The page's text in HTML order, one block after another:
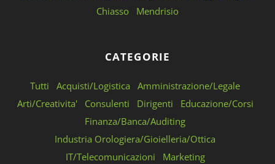
Chiasso
Mendrisio
CATEGORIE
Tutti Acquisti/Logistica
Amministrazione/Legale
Arti/Creativita'
Consulenti Dirigenti
Educazione/Corsi
Finanza/Banca/Auditing
Industria Orologiera/Gioielleria/Ottica
IT/Telecomunicazioni
Marketing